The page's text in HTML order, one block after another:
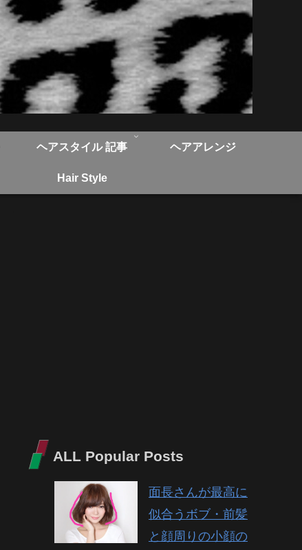
ヘアスタイル 記事 ヘアアレンジ
Hair Style
ALL Popular Posts
面長さんが最高に
似合うボブ・前髪
と顔周りの小顔の